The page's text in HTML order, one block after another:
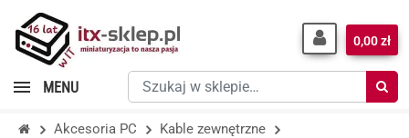
Szukaj
w
sklepie…
0,00 zł
MENU
Akcesoria PC
Kable zewnętrzne